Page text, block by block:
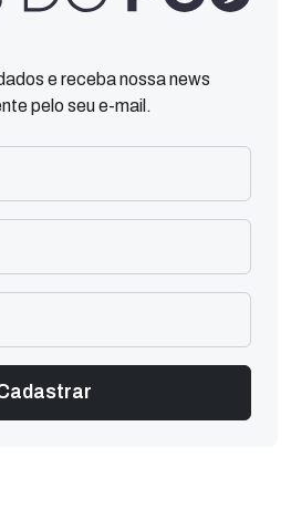
e receba nossa news
pelo seu e-mail.